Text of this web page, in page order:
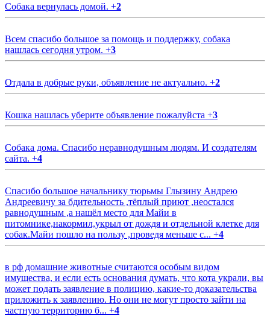
Собака вернулась домой. +2
Всем спасибо большое за помощь и поддержку, собака
нашлась сегодня утром. +3
Отдала в добрые руки, объявление не актуально. +2
Кошка нашлась уберите объявление пожалуйста +3
Собака дома. Спасибо неравнодушным людям. И создателям
сайта. +4
Спасибо большое начальнику тюрьмы Глызину Андрею
Андреевичу за бдительность ,тёплый приют ,неостался
равнодушным ,а нашёл место для Майи в
питомнике,накормил,укрыл от дождя и отдельной клетке для
собак.Майи пошло на пользу ,проведя меньше с... +4
в рф домашние животные считаются особым видом
имущества, и если есть основания думать, что кота украли, вы
может подать заявление в полицию, какие-то доказательства
приложить к заявлению. Но они не могут просто зайти на
частную территорию б... +4